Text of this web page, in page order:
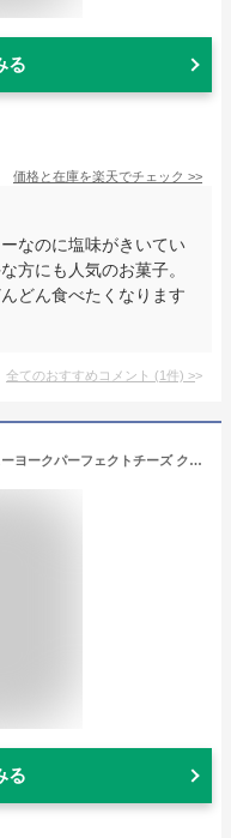
る
価格と在庫を楽天でチェック >>
なのに塩味がきいてい
方にも人気のお菓子。
どん食べたくなります
全てのおすすめコメント (1件) >
NEWYORK PERFECT CHEESE ニューヨークパーフェクトチーズ クッキー (8個入り)
る